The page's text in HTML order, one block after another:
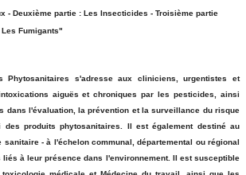
- Deuxième partie : Les Insecticides - Troisième partie
Fumigants"
Phytosanitaires s'adresse aux cliniciens, urgentistes et
aiguës et chroniques par les pesticides, ainsi
dans l'évaluation, la prévention et la surveillance du risque
produits phytosanitaires. Il est également destiné au
- à l'échelon communal, départemental ou régional
à leur présence dans l'environnement. Il est susceptible